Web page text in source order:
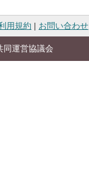
用規約 | お問い合わせ
同運営協議会